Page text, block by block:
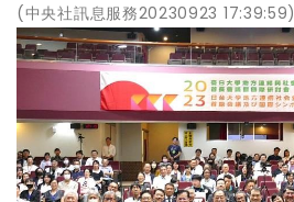
(中央社訊息服務20230923 17:39:59)